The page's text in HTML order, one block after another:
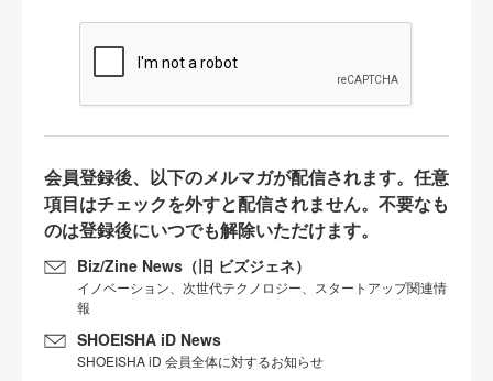
会員登録後、以下のメルマガが配信されます。任意
項目はチェックを外すと配信されません。不要なも
のは登録後にいつでも解除いただけます。
Biz/Zine News（旧 ビズジェネ）
イノベーション、次世代テクノロジー、スタートアップ関連情
報
SHOEISHA iD News
SHOEISHA iD 会員全体に対するお知らせ